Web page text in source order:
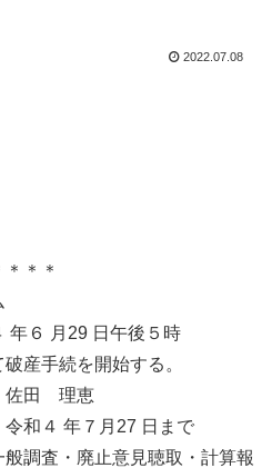
2022.07.08
＊＊
６ 月29 日午後５時
産手続を開始する。
田 理恵
和４ 年７月27 日まで
調査・廃止意見聴取・計算報